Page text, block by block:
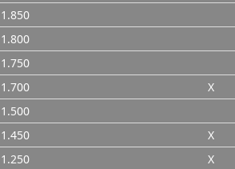
1.850
1.800
1.750
1.700 X
1.500
1.450 X
1.250 X